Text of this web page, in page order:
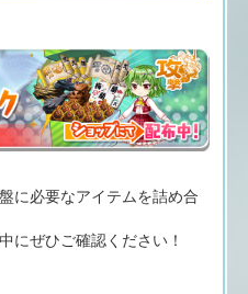
に必要なアイテムを詰め合
にぜひご確認ください！